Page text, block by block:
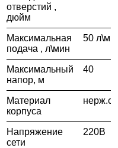
отверстий ,
дюйм
Максимальная
подача , л\мин
50
Максимальный
напор, м
40
Материал
корпуса
Напряжение
сети
220В